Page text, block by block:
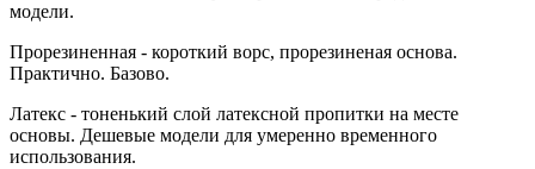
модели.
Прорезиненная - короткий ворс, прорезиненая основа.
Практично. Базово.
Латекс - тоненький слой латексной пропитки на месте
основы. Дешевые модели для умеренно временного
использования.